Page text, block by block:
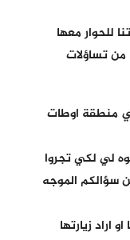
للحوار معها
من تساؤلات
منطقة اوطات
لي لكي تجروا
سؤالكم الموجه
زيارتها